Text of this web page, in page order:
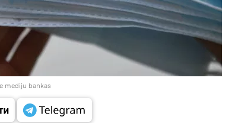
mediju bankas